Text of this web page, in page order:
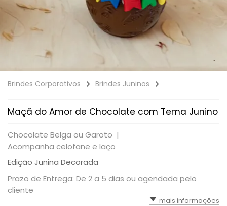
Brindes Corporativos Brindes Juninos
Maçã do Amor de Chocolate com Tema Junino
Chocolate Belga ou Garoto |
Acompanha celofane e laço
Edição Junina Decorada
Prazo de Entrega: De 2 a 5 dias ou agendada pelo
cliente
mais informações